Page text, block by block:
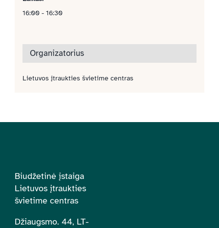
16:00 - 16:30
Organizatorius
Lietuvos įtraukties švietime centras
Biudžetinė įstaiga
Lietuvos įtraukties
švietime centras
Džiaugsmo. 44, LT-